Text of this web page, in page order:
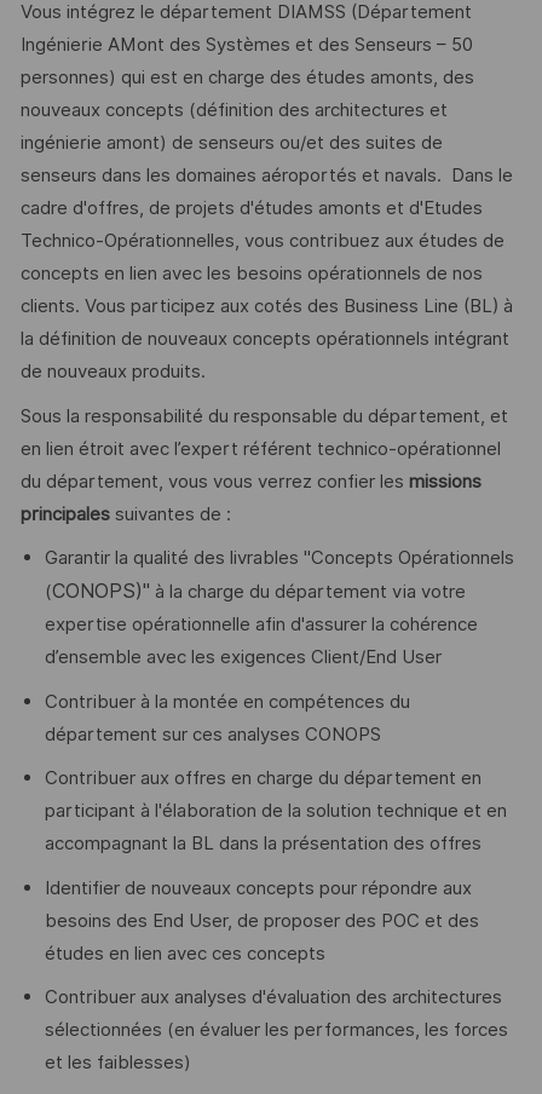
Vous intégrez le département DIAMSS (Département
Ingénierie AMont des Systèmes et des Senseurs – 50
personnes) qui est en charge des études amonts, des
nouveaux concepts (définition des architectures et
ingénierie amont) de senseurs ou/et des suites de
senseurs dans les domaines aéroportés et navals. Dans le
cadre d'offres, de projets d'études amonts et d'Etudes
Technico-Opérationnelles, vous contribuez aux études de
concepts en lien avec les besoins opérationnels de nos
clients. Vous participez aux cotés des Business Line (BL) à
la définition de nouveaux concepts opérationnels intégrant
de nouveaux produits.
Sous la responsabilité du responsable du département, et
en lien étroit avec l’expert référent technico-opérationnel
du département, vous vous verrez confier les missions
principalessuivantes de :
Garantir la qualité des livrables "Concepts Opérationnels
(CONOPS)" à la charge du département via votre
expertise opérationnelle afin d'assurer la cohérence
d’ensemble avec les exigences Client/End User
Contribuer à la montée en compétences du
département sur ces analyses CONOPS
Contribuer aux offres en charge du département en
participant à l'élaboration de la solution technique et en
accompagnant la BL dans la présentation des offres
Identifier de nouveaux concepts pour répondre aux
besoins des End User, de proposer des POC et des
études en lien avec ces concepts
Contribuer aux analyses d'évaluation des architectures
sélectionnées (en évaluer les performances, les forces
et les faiblesses)